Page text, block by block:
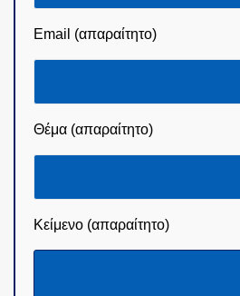
Email (απαραίτητο)
Θέμα (απαραίτητο)
Κείμενο (απαραίτητο)